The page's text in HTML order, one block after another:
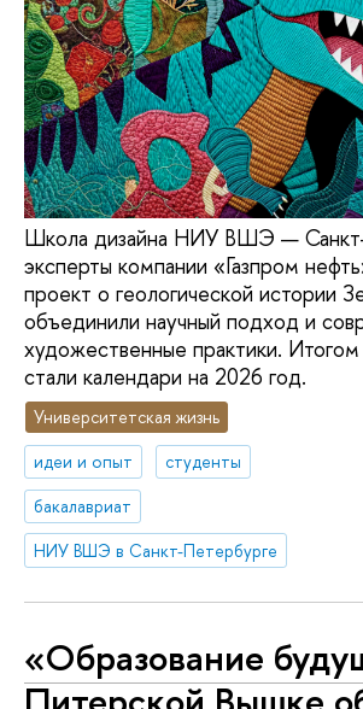
Школа дизайна НИУ ВШЭ —
эксперты компании «Газпром
проект о геологической истории
объединили научный подход и
художественные практики.
стали календари на 2026 год.
Университетская жизнь
идеи и опыт
студенты
бакалавриат
НИУ ВШЭ в Санкт-Петербурге
«Образование